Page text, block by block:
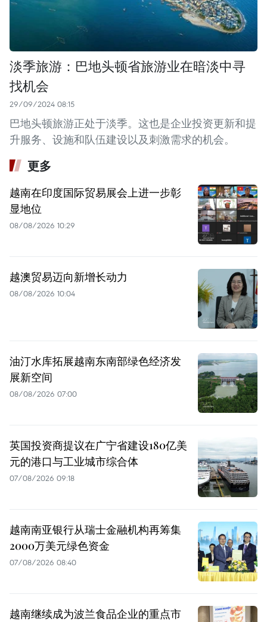
淡季旅游：巴地头顿省旅游业在暗淡中寻
找机会
29/09/2024 08:15
巴地头顿旅游正处于淡季。这也是企业投资更新和提
升服务、设施和队伍建设以及刺激需求的机会。
更多
越南在印度国际贸易展会上进一步彰
显地位
08/08/2026 10:29
越澳贸易迈向新增长动力
08/08/2026 10:04
油汀水库拓展越南东南部绿色经济发
展新空间
08/08/2026 07:00
英国投资商提议在广宁省建设180亿美
元的港口与工业城市综合体
07/08/2026 09:18
越南南亚银行从瑞士金融机构再筹集
2000万美元绿色资金
07/08/2026 08:40
越南继续成为波兰食品企业的重点市